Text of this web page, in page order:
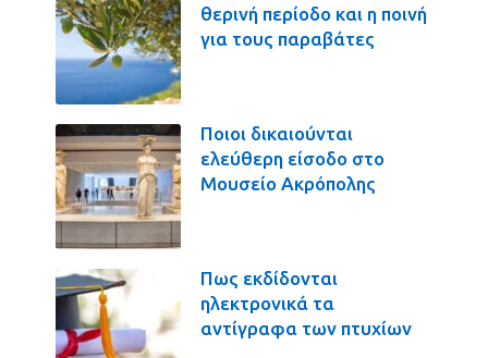
θερινή περίοδο και η ποινή
για τους παραβάτες
Ποιοι δικαιούνται
ελεύθερη είσοδο στο
Μουσείο Ακρόπολης
Πως εκδίδονται
ηλεκτρονικά τα
αντίγραφα των πτυχίων